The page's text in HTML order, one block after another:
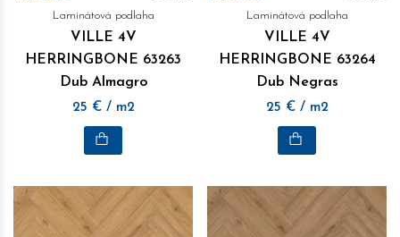
Laminátová podlaha
VILLE 4V
HERRINGBONE 63263
Dub Almagro
25 € / m2
Laminátová podlaha
VILLE 4V
HERRINGBONE 63264
Dub Negras
25 € / m2